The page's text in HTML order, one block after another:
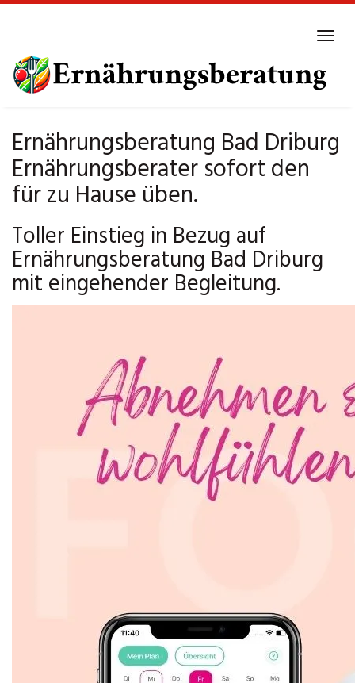
main
content
Ernährungsberatung Bad Driburg
Ernährungsberater sofort den
für zu Hause üben.
Toller Einstieg in Bezug auf
Ernährungsberatung Bad Driburg
mit eingehender Begleitung.